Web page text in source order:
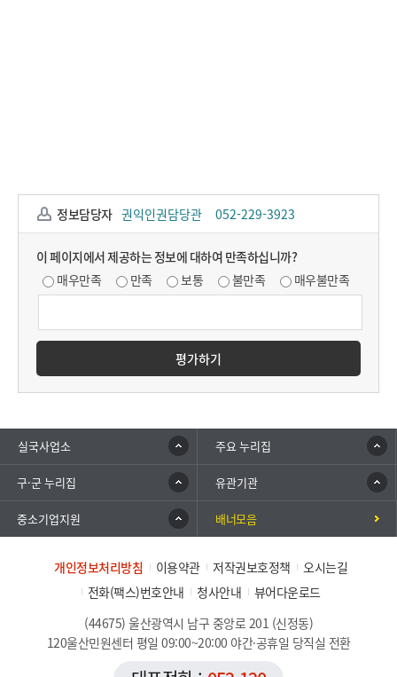
정보담당자 권익인권담당관 052-229-3923
이 페이지에서 제공하는 정보에 대하여 만족하십니까?
매우만족
만족 보통 불만족 매우불만족
평가하기
실국사업소 주요 누리집
구·군 누리집 유관기관
중소기업지원 배너모음
개인정보처리방침 이용약관 저작권보호정책
오시는길
전화(팩스)번호안내
청사안내
뷰어다운로드
(44675) 울산광역시 남구 중앙로 201 (신정동)
120울산민원센터 평일 09:00~20:00 야간·공휴일 당직실 전환